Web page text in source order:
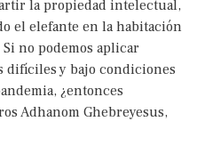
la propiedad intelectual,
el elefante en la habitación
no podemos aplicar
difíciles y bajo condiciones
¿entonces
Adhanom Ghebreyesus,